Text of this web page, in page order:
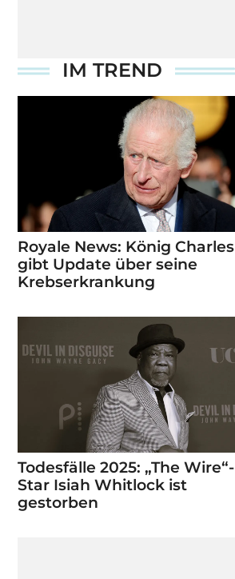
IM TREND
Royale News: König Charles
gibt Update über seine
Krebserkrankung
Todesfälle 2025: „The Wire“-
Star Isiah Whitlock ist
gestorben